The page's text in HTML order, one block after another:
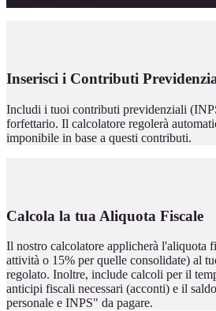
Inserisci i Contributi
Includi i tuoi contributi previdenziali
forfettario. Il calcolatore regolerà
imponibile in base a questi contributi.
Calcola la tua Aliquota Fiscale
Il nostro calcolatore applicherà l'aliquota
attività o 15% per quelle consolidate) al
regolato. Inoltre, include calcoli per il
anticipi fiscali necessari (acconti) e il
personale e INPS" da pagare.